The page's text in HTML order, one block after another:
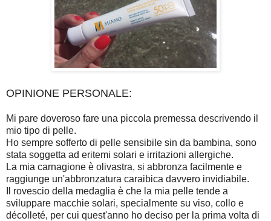
OPINIONE PERSONALE:
Mi pare doveroso fare una piccola premessa descrivendo il
mio tipo di pelle.
Ho sempre sofferto di pelle sensibile sin da bambina, sono
stata soggetta ad eritemi solari e irritazioni allergiche.
La mia carnagione è olivastra, si abbronza facilmente e
raggiunge un'abbronzatura caraibica davvero invidiabile.
Il rovescio della medaglia è che la mia pelle tende a
sviluppare macchie solari, specialmente su viso, collo e
décolleté, per cui quest'anno ho deciso per la prima volta di